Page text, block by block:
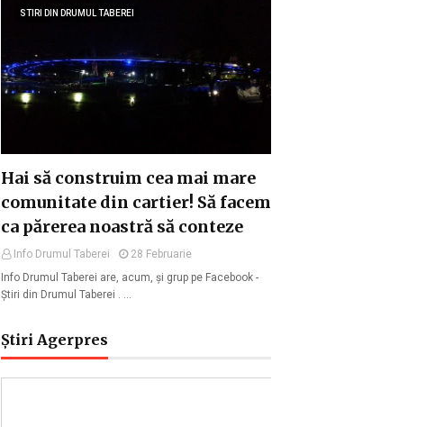
STIRI DIN DRUMUL TABEREI
Hai să construim cea mai mare
comunitate din cartier! Să facem
ca părerea noastră să conteze
Info Drumul Taberei
28 Februarie
Info Drumul Taberei are, acum, și grup pe Facebook -
Știri din Drumul Taberei . …
Știri Agerpres